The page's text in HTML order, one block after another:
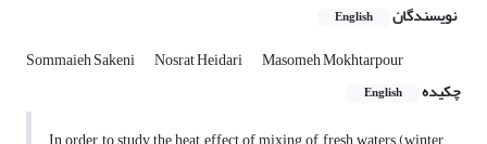
نویسندگان English
Sommaieh Sakeni Nosrat Heidari
Masomeh Mokhtarpour
چکیده
English